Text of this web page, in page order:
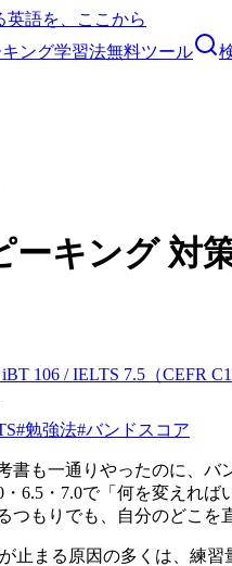
英語を、ここから
ング学習法無料ツール
ーキング 対
106 / IELTS 7.5（CEFR
#勉強法#バンドスコア
書も一通りやったのに、バ
・6.5・7.0で「何を変えれ
つもりでも、自分のどこを
止まる原因の多くは、練